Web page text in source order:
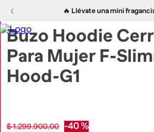
‹ 🔥 Llévate una mini
‹
Buzo Hoodie
Para Mujer F-
Hood-G1
$ 1.299.900,00 -40 %